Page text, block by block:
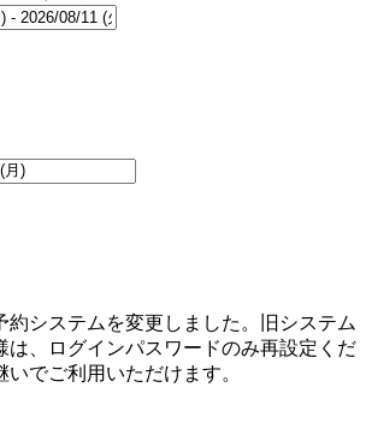
約システムを変更しました。旧システム
は、ログインパスワードのみ再設定くだ
でご利用いただけます。